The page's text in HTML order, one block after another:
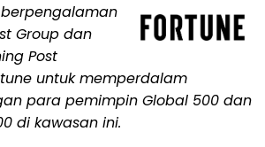
Group dan
Post
untuk memperdalam
para pemimpin Global 500 dan
di kawasan ini.